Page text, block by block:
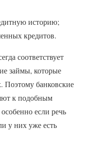
историю;
кредитов.
соответствует
займы, которые
Поэтому банковские
к подобным
если речь
у них уже есть